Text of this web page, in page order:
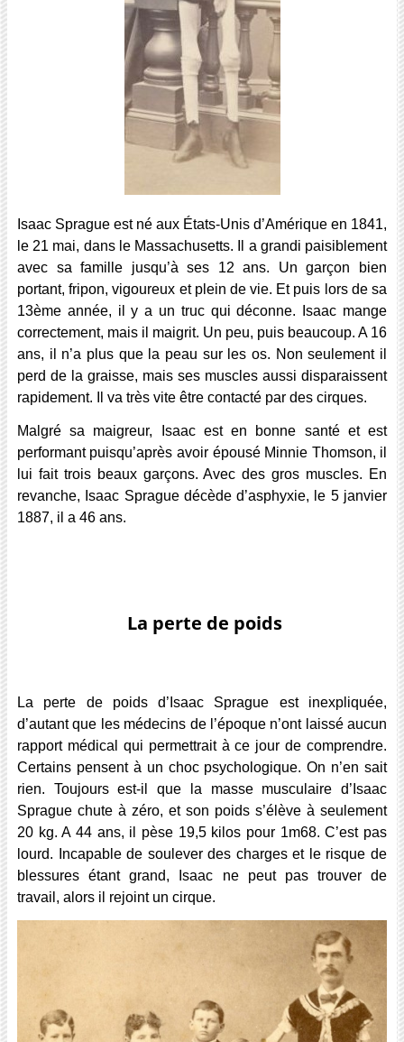
Isaac Sprague est né aux États-Unis d’Amérique en 1841,
le 21 mai, dans le Massachusetts. Il a grandi paisiblement
avec sa famille jusqu’à ses 12 ans. Un garçon bien
portant, fripon, vigoureux et plein de vie. Et puis lors de sa
13ème année, il y a un truc qui déconne. Isaac mange
correctement, mais il maigrit. Un peu, puis beaucoup. A 16
ans, il n’a plus que la peau sur les os. Non seulement il
perd de la graisse, mais ses muscles aussi disparaissent
rapidement. Il va très vite être contacté par des cirques.
Malgré sa maigreur, Isaac est en bonne santé et est
performant puisqu’après avoir épousé Minnie Thomson, il
lui fait trois beaux garçons. Avec des gros muscles. En
revanche, Isaac Sprague décède d’asphyxie, le 5 janvier
1887, il a 46 ans.
La perte de poids
La perte de poids d’Isaac Sprague est inexpliquée,
d’autant que les médecins de l’époque n’ont laissé aucun
rapport médical qui permettrait à ce jour de comprendre.
Certains pensent à un choc psychologique. On n’en sait
rien. Toujours est-il que la masse musculaire d’Isaac
Sprague chute à zéro, et son poids s’élève à seulement
20 kg. A 44 ans, il pèse 19,5 kilos pour 1m68. C’est pas
lourd. Incapable de soulever des charges et le risque de
blessures étant grand, Isaac ne peut pas trouver de
travail, alors il rejoint un cirque.